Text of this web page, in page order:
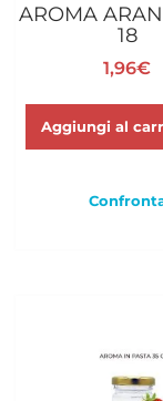
AROMA
18
1,96€
Aggiungi al